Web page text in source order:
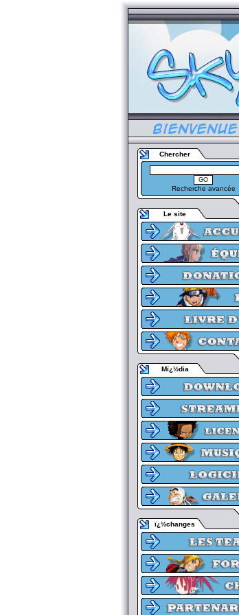
Chercher
Recherche avancée
Le site
Mï¿½dia
ï¿½changes